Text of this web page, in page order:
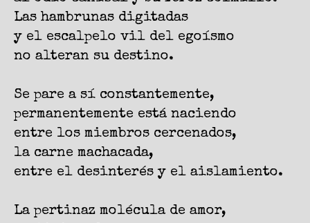
Las hambrunas digitadas
y el escalpelo vil del egoísmo
no alteran su destino.
Se pare a sí constantemente,
permanentemente está naciendo
entre los miembros cercenados,
la carne machacada,
entre el desinterés y el aislamiento.
La pertinaz molécula de amor,